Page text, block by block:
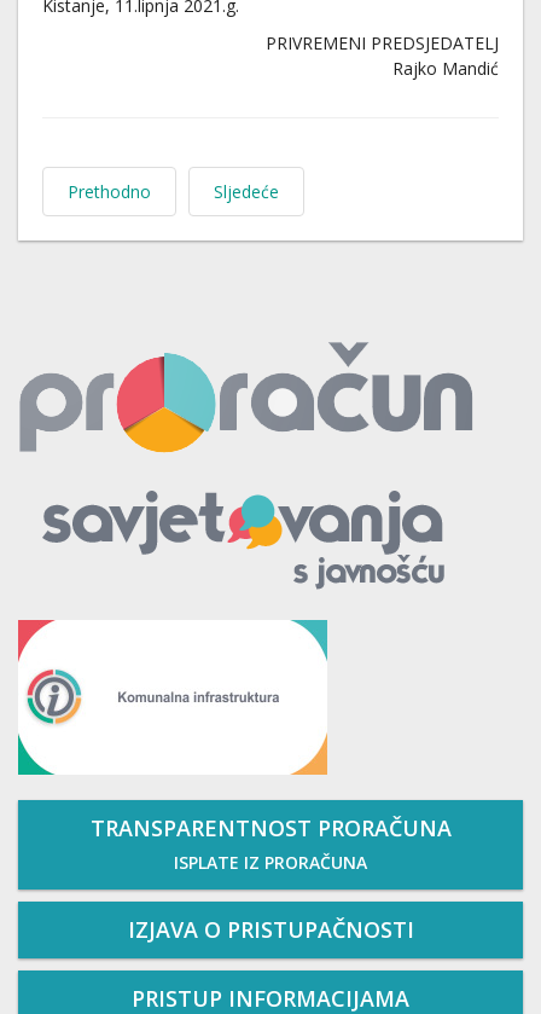
Kistanje, 11.lipnja 2021.g.
PRIVREMENI PREDSJEDATELJ
Rajko Mandić
Prethodno Sljedeće
TRANSPARENTNOST PRORAČUNA
ISPLATE IZ PRORAČUNA
IZJAVA O PRISTUPAČNOSTI
PRISTUP INFORMACIJAMA